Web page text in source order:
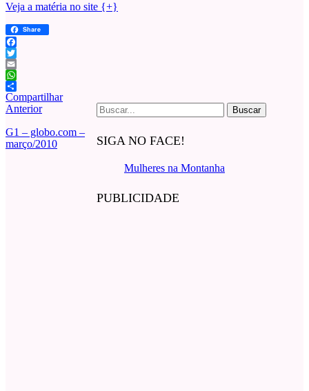
Veja a matéria no site {+}
Share
Facebook
Twitter
Email
WhatsApp
Compartilhar
Buscar
por:
SIGA NO FACE!
Mulheres na Montanha
PUBLICIDADE
Anterior
G1 – globo.com –
março/2010